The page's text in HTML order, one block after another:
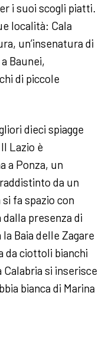
i suoi scogli piatti.
località: Cala
un’insenatura di
Baunei,
di piccole
dieci spiagge
Lazio è
a Ponza, un
da un
fa spazio con
presenza di
Baia delle Zagare
da ciottoli bianchi
si inserisce
bianca di Marina